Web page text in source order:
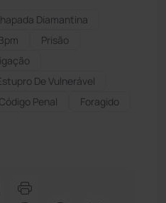
Diamantina
Prisão
De Vulnerável
Código Penal
Foragido